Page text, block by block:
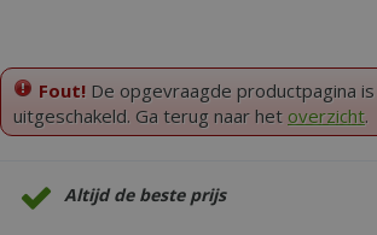
t
n
Fout! De opgevraagde productpagina
uitgeschakeld. Ga terug naar het overzicht.
Altijd de beste prijs